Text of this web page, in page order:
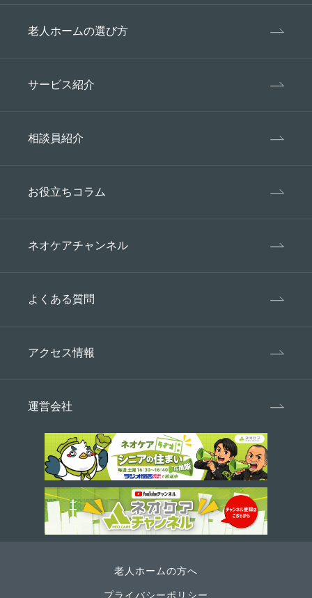
老人ホームの選び方
サービス紹介
相談員紹介
お役立ちコラム
ネオケアチャンネル
よくある質問
アクセス情報
運営会社
老人ホームの方へ
プライバシーポリシー